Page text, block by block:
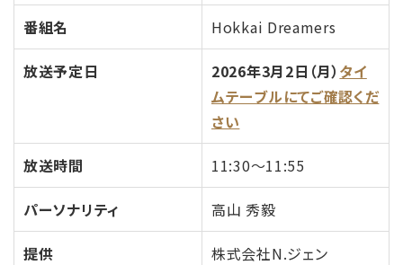
番組名 Hokkai Dreamers
放送予定日 2026年3月2日（月） タイ
ムテーブルにてご確認くだ
さい
放送時間 11:30～11:55
パーソナリティ 高山 秀毅
提供 株式会社N.ジェン